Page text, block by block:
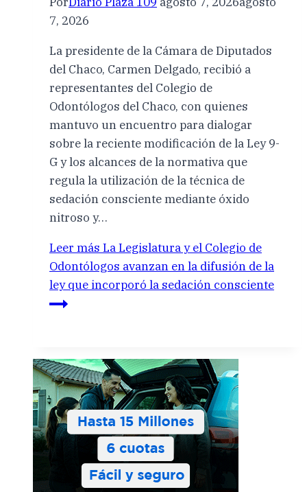
7, 2026
La presidente de la Cámara de Diputados
del Chaco, Carmen Delgado, recibió a
representantes del Colegio de
Odontólogos del Chaco, con quienes
mantuvo un encuentro para dialogar
sobre la reciente modificación de la Ley 9-
G y los alcances de la normativa que
regula la utilización de la técnica de
sedación consciente mediante óxido
nitroso y…
Leer más La Legislatura y el Colegio de
Odontólogos avanzan en la difusión de la
ley que incorporó la sedación consciente